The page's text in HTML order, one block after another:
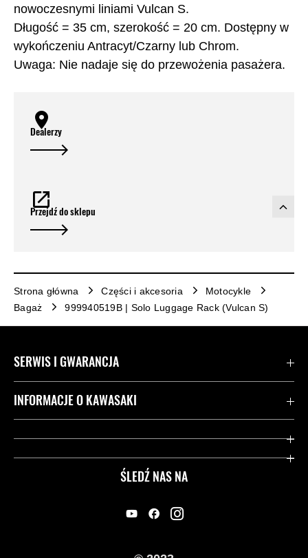
nowoczesnymi liniami Vulcan S.
Długość = 35 cm, szerokość = 20 cm. Dostępny w
wykończeniu Antracyt/Czarny lub Chrom.
Uwaga: Nie nadaje się do przewożenia pasażera.
Dealerzy
Przejdź do sklepu
Strona główna Części i akcesoria
Motocykle
Bagaż
999940519B | Solo Luggage Rack (Vulcan S)
ŚLEDŹ NAS NA
SERWIS I GWARANCJA
Kontakt
Przydatne strony
INFORMACJE O KAWASAKI
Dziedzictwo Kawasaki